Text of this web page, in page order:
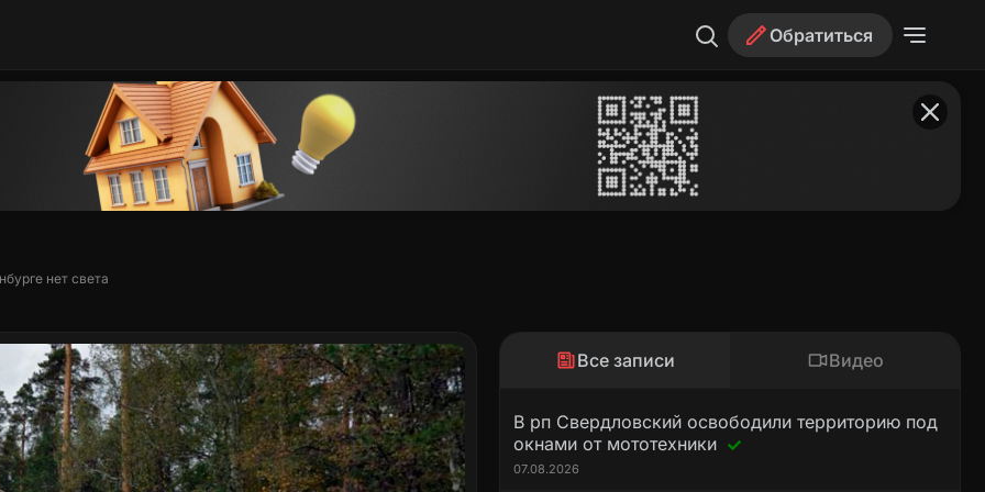
Обратиться
нет света
Все записи Видео
В рп Свердловский освободили территорию под
окнами от мототехники
07.08.2026